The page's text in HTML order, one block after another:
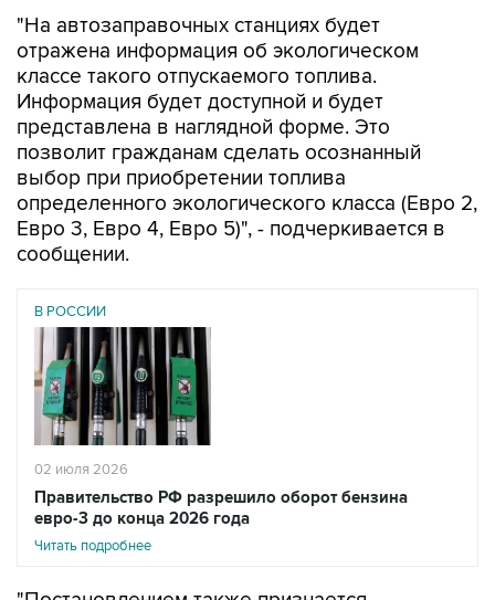
"На автозаправочных станциях будет
отражена информация об экологическом
классе такого отпускаемого топлива.
Информация будет доступной и будет
представлена в наглядной форме. Это
позволит гражданам сделать осознанный
выбор при приобретении топлива
определенного экологического класса (Евро 2,
Евро 3, Евро 4, Евро 5)", - подчеркивается в
сообщении.
В РОССИИ
02 июля 2026
Правительство РФ разрешило оборот бензина
евро-3 до конца 2026 года
Читать подробнее